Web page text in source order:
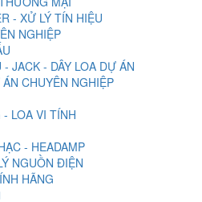
- XỬ LÝ TÍN HIỆU
NGHIỆP
JACK - DÂY LOA DỰ ÁN
CHUYÊN NGHIỆP
LOA VI TÍNH
- HEADAMP
NGUỒN ĐIỆN
HÃNG